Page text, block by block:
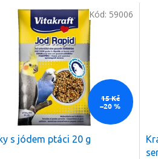
15 Kč
–20 %
s jódem ptáci 20 g
Kód: 59006